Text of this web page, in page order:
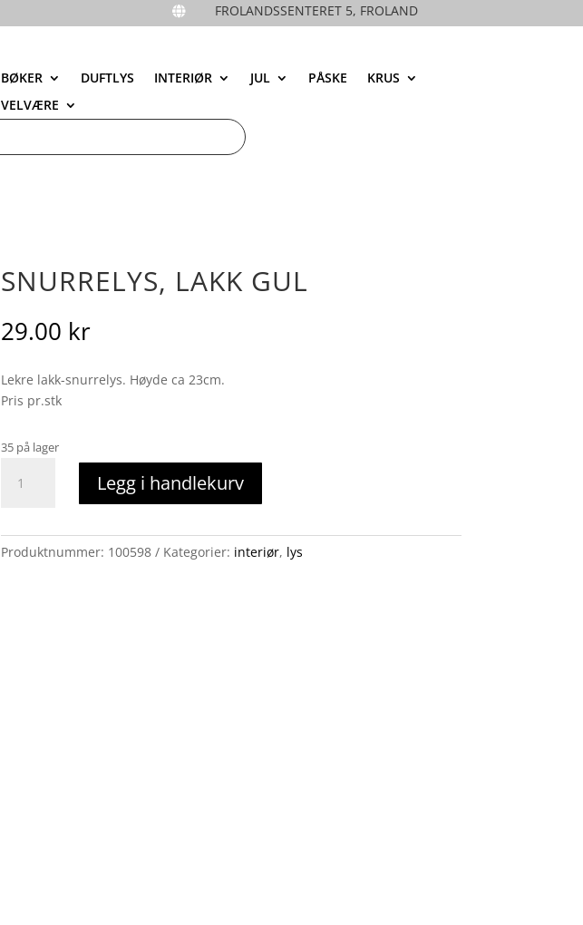
 FROLANDSSENTERET 5, FROLAND
BØKER DUFTLYS INTERIØR JUL PÅSKE
KRUS
VELVÆRE
SNURRELYS, LAKK GUL
29.00 kr
Lekre lakk-snurrelys. Høyde ca 23cm.
Pris pr.stk
35 på lager
lakk
Legg i handlekurv
Produktnummer: 100598 Kategorier: interiør, lys